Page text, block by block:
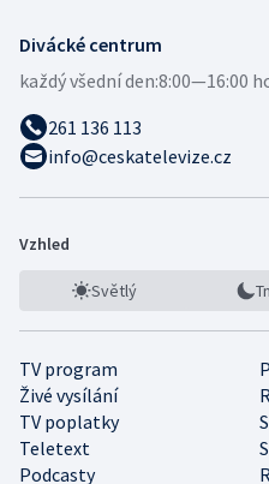
Divácké centrum
každý všední den:8:00—16:00
261 136 113
info@ceskatelevize.cz
Vzhled
Světlý
TV program
Živé vysílání
TV poplatky
Teletext
Podcasty